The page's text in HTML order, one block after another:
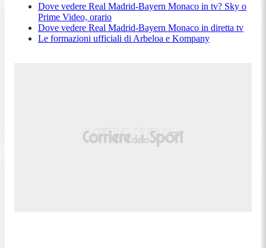
Dove vedere Real Madrid-Bayern Monaco in tv? Sky o
Prime Video, orario
Dove vedere Real Madrid-Bayern Monaco in diretta tv
Le formazioni ufficiali di Arbeloa e Kompany